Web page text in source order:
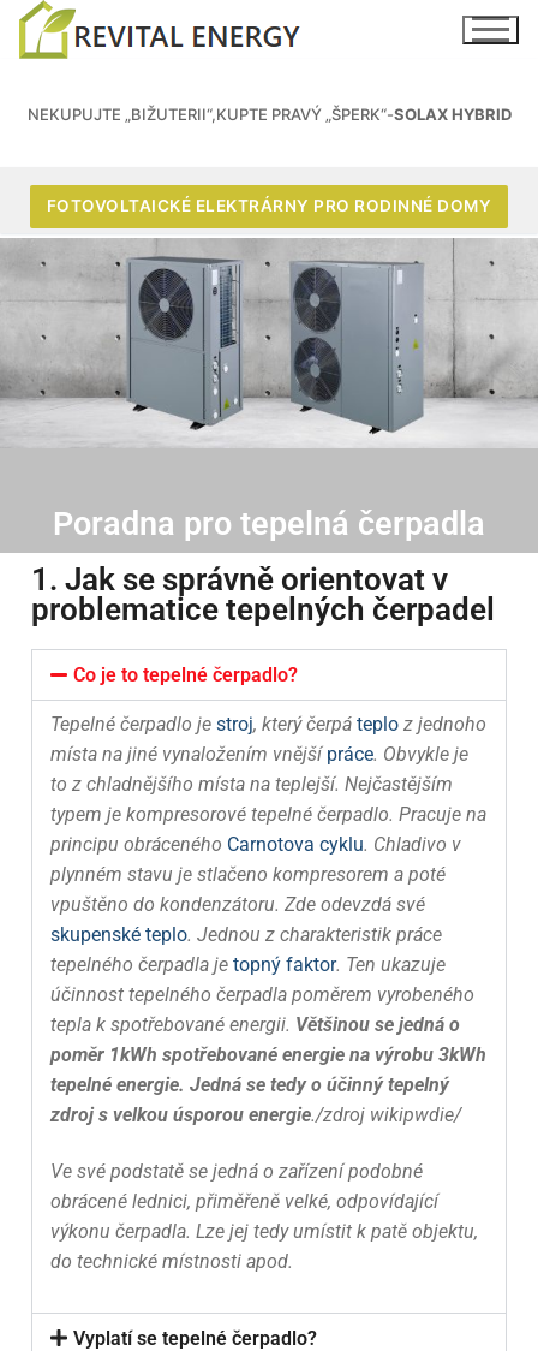
NEKUPUJTE „BIŽUTERII“,KUPTE PRAVÝ „ŠPERK“-SOLAX HYBRID
FOTOVOLTAICKÉ ELEKTRÁRNY PRO RODINNÉ DOMY
Poradna pro tepelná čerpadla​
1. Jak se správně orientovat v
problematice tepelných čerpadel
Co je to tepelné čerpadlo?
Tepelné čerpadlo je stroj, který čerpá teplo z jednoho
místa na jiné vynaložením vnější práce. Obvykle je
to z chladnějšího místa na teplejší. Nejčastějším
typem je kompresorové tepelné čerpadlo. Pracuje na
principu obráceného Carnotova cyklu. Chladivo v
plynném stavu je stlačeno kompresorem a poté
vpuštěno do kondenzátoru. Zde odevzdá své
skupenské teplo. Jednou z charakteristik práce
tepelného čerpadla je topný faktor. Ten ukazuje
účinnost tepelného čerpadla poměrem vyrobeného
tepla k spotřebované energii. Většinou se jedná o
poměr 1kWh spotřebované energie na výrobu 3kWh
tepelné energie. Jedná se tedy o účinný tepelný
zdroj s velkou úsporou energie./zdroj wikipwdie/
Ve své podstatě se jedná o zařízení podobné
obrácené lednici, přiměřeně velké, odpovídající
výkonu čerpadla. Lze jej tedy umístit k patě objektu,
do technické místnosti apod.
Vyplatí se tepelné čerpadlo?